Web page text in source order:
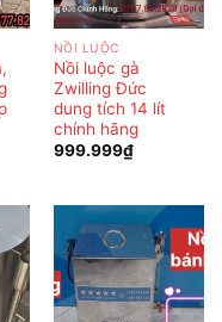
NỒI LUỘC
Nồi luộc gà
Zwilling Đức
dung tích 14 lít
chính hãng
999.999₫